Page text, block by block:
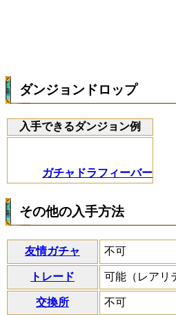
ダンジョンドロップ
入手できるダンジョン例
ガチャドラフィーバー
その他の入手方法
友情ガチャ 不可
トレード 可能（レアリ
交換所 不可